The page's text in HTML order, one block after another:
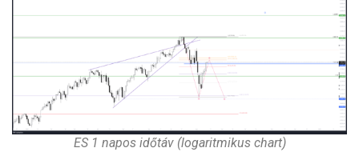
ES 1 napos időtáv (logaritmikus chart)